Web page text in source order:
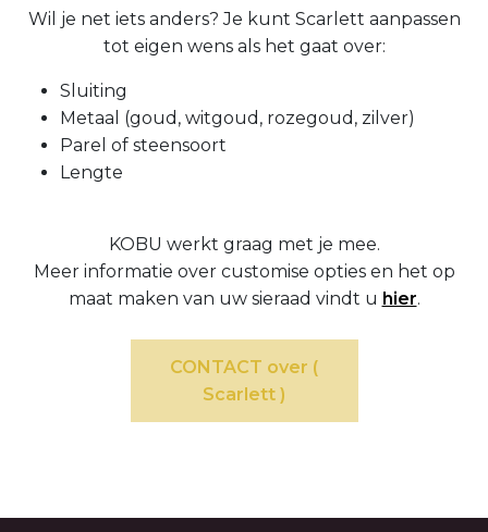
Wil je net iets anders? Je kunt Scarlett aanpassen
tot eigen wens als het gaat over:
Sluiting
Metaal (goud, witgoud, rozegoud, zilver)
Parel of steensoort
Lengte
KOBU werkt graag met je mee.
Meer informatie over customise opties en het op
maat maken van uw sieraad vindt u hier.
CONTACT over (
Scarlett )